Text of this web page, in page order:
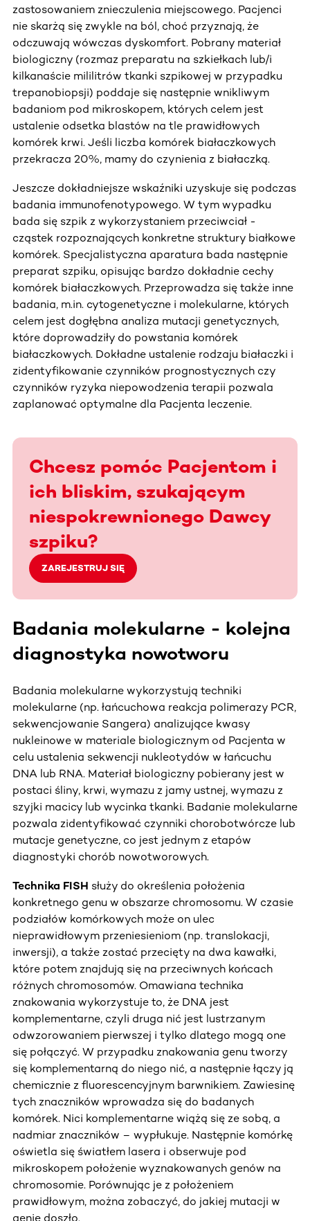
zastosowaniem znieczulenia miejscowego. Pacjenci
nie skarżą się zwykle na ból, choć przyznają, że
odczuwają wówczas dyskomfort. Pobrany materiał
biologiczny (rozmaz preparatu na szkiełkach lub/i
kilkanaście mililitrów tkanki szpikowej w przypadku
trepanobiopsji) poddaje się następnie wnikliwym
badaniom pod mikroskopem, których celem jest
ustalenie odsetka blastów na tle prawidłowych
komórek krwi. Jeśli liczba komórek białaczkowych
przekracza 20%, mamy do czynienia z białaczką.
Jeszcze dokładniejsze wskaźniki uzyskuje się podczas
badania immunofenotypowego. W tym wypadku
bada się szpik z wykorzystaniem przeciwciał -
cząstek rozpoznających konkretne struktury białkowe
komórek. Specjalistyczna aparatura bada następnie
preparat szpiku, opisując bardzo dokładnie cechy
komórek białaczkowych. Przeprowadza się także inne
badania, m.in. cytogenetyczne i molekularne, których
celem jest dogłębna analiza mutacji genetycznych,
które doprowadziły do powstania komórek
białaczkowych. Dokładne ustalenie rodzaju białaczki i
zidentyfikowanie czynników prognostycznych czy
czynników ryzyka niepowodzenia terapii pozwala
zaplanować optymalne dla Pacjenta leczenie.
Chcesz pomóc Pacjentom i
ich bliskim, szukającym
niespokrewnionego Dawcy
szpiku?
ZAREJESTRUJ SIĘ
Badania molekularne - kolejna
diagnostyka nowotworu
Badania molekularne wykorzystują techniki
molekularne (np. łańcuchowa reakcja polimerazy PCR,
sekwencjowanie Sangera) analizujące kwasy
nukleinowe w materiale biologicznym od Pacjenta w
celu ustalenia sekwencji nukleotydów w łańcuchu
DNA lub RNA. Materiał biologiczny pobierany jest w
postaci śliny, krwi, wymazu z jamy ustnej, wymazu z
szyjki macicy lub wycinka tkanki. Badanie molekularne
pozwala zidentyfikować czynniki chorobotwórcze lub
mutacje genetyczne, co jest jednym z etapów
diagnostyki chorób nowotworowych.
Technika FISH służy do określenia położenia
konkretnego genu w obszarze chromosomu. W czasie
podziałów komórkowych może on ulec
nieprawidłowym przeniesieniom (np. translokacji,
inwersji), a także zostać przecięty na dwa kawałki,
które potem znajdują się na przeciwnych końcach
różnych chromosomów. Omawiana technika
znakowania wykorzystuje to, że DNA jest
komplementarne, czyli druga nić jest lustrzanym
odwzorowaniem pierwszej i tylko dlatego mogą one
się połączyć. W przypadku znakowania genu tworzy
się komplementarną do niego nić, a następnie łączy ją
chemicznie z fluorescencyjnym barwnikiem. Zawiesinę
tych znaczników wprowadza się do badanych
komórek. Nici komplementarne wiążą się ze sobą, a
nadmiar znaczników – wypłukuje. Następnie komórkę
oświetla się światłem lasera i obserwuje pod
mikroskopem położenie wyznakowanych genów na
chromosomie. Porównując je z położeniem
prawidłowym, można zobaczyć, do jakiej mutacji w
genie doszło.